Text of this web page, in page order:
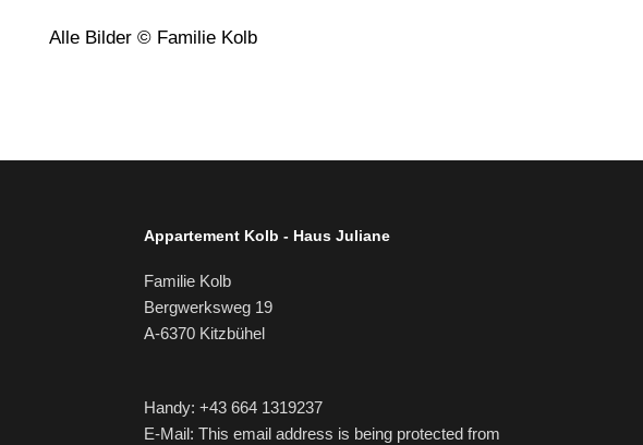
Alle Bilder © Familie Kolb
Appartement Kolb - Haus Juliane
Familie Kolb
Bergwerksweg 19
A-6370 Kitzbühel
Handy: +43 664 1319237
E-Mail: This email address is being protected from